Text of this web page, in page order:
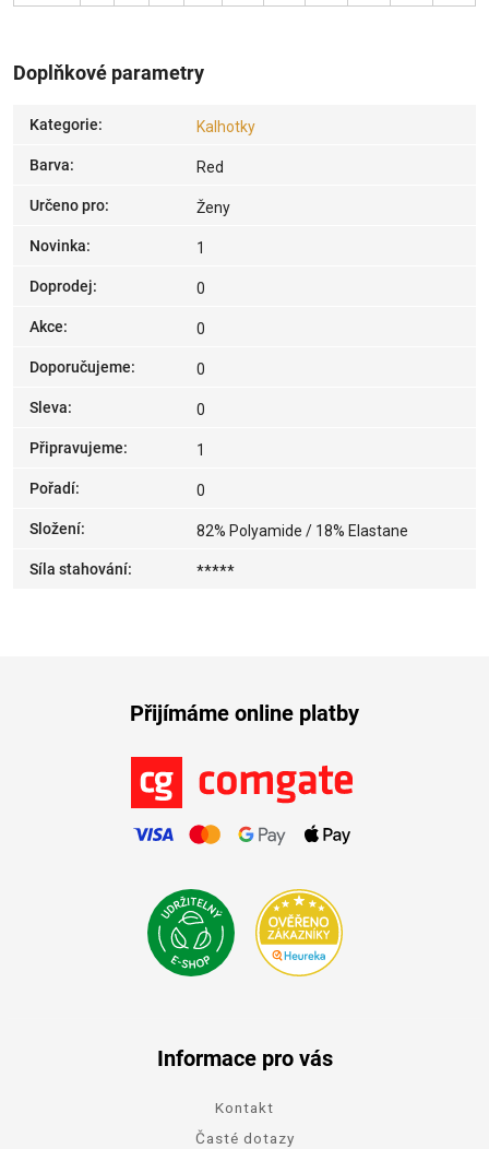
Doplňkové parametry
Kategorie: Kalhotky
Barva: Red
Určeno pro: Ženy
Novinka: 1
Doprodej: 0
Akce: 0
Doporučujeme: 0
Sleva: 0
Připravujeme: 1
Pořadí: 0
Složení: 82% Polyamide / 18% Elastane
Síla stahování: *****
Přijímáme online platby
Informace pro vás
Kontakt
Časté dotazy